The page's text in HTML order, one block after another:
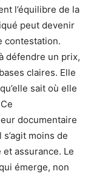
l’équilibre de la
peut devenir
contestation.
défendre un prix,
claires. Elle
sait où elle
documentaire
moins de
et assurance. Le
émerge, non